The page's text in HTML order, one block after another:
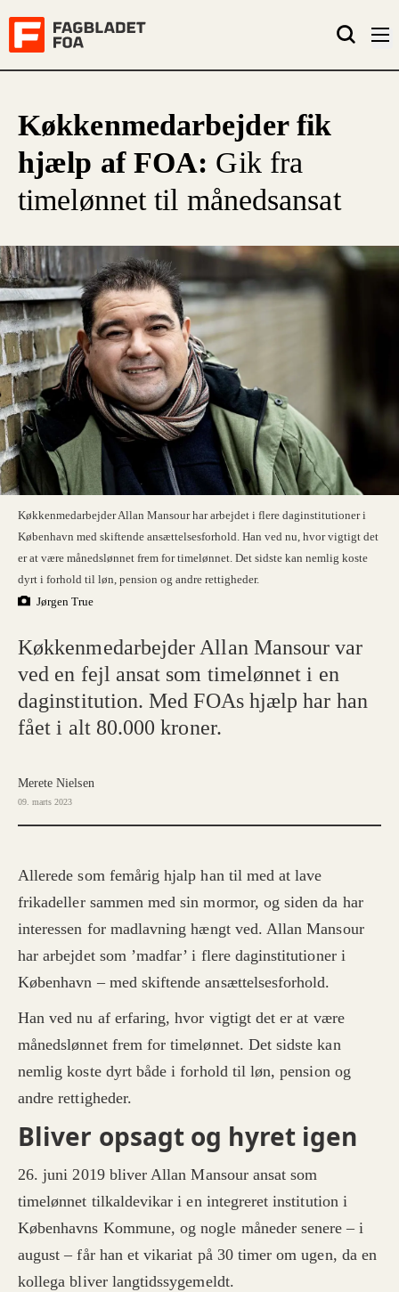
Køkkenmedarbejder fik
hjælp af FOA: Gik fra
timelønnet til månedsansat
Køkkenmedarbejder Allan Mansour har arbejdet i flere daginstitutioner i
København med skiftende ansættelsesforhold. Han ved nu, hvor vigtigt det
er at være månedslønnet frem for timelønnet. Det sidste kan nemlig koste
dyrt i forhold til løn, pension og andre rettigheder.
Jørgen True
Køkkenmedarbejder Allan Mansour var
ved en fejl ansat som timelønnet i en
daginstitution. Med FOAs hjælp har han
fået i alt 80.000 kroner.
Merete Nielsen
09. marts 2023
Allerede som femårig hjalp han til med at lave
frikadeller sammen med sin mormor, og siden da har
interessen for madlavning hængt ved. Allan Mansour
har arbejdet som ’madfar’ i flere daginstitutioner i
København – med skiftende ansættelsesforhold.
Han ved nu af erfaring, hvor vigtigt det er at være
månedslønnet frem for timelønnet. Det sidste kan
nemlig koste dyrt både i forhold til løn, pension og
andre rettigheder.
Bliver opsagt og hyret igen
26. juni 2019 bliver Allan Mansour ansat som
timelønnet tilkaldevikar i en integreret institution i
Københavns Kommune, og nogle måneder senere – i
august – får han et vikariat på 30 timer om ugen, da en
kollega bliver langtidssygemeldt.